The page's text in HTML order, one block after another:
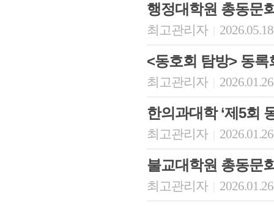
행정대학원 총동문
최고관리자
<동호회 탐방> 동록
최고관리자
한의과대학 ‘제5회
최고관리자
불교대학원 총동문
최고관리자